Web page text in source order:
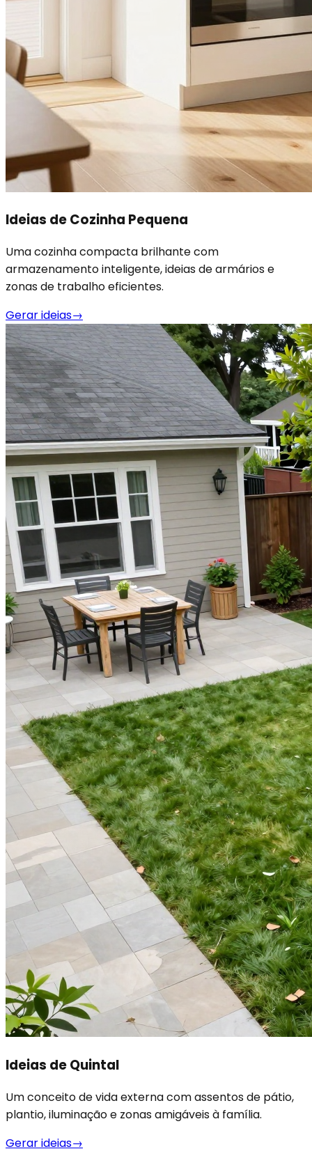
Ideias de Cozinha Pequena
Uma cozinha compacta brilhante com
armazenamento inteligente, ideias de armários e
zonas de trabalho eficientes.
Gerar ideias→
Ideias de Quintal
Um conceito de vida externa com assentos de pátio,
plantio, iluminação e zonas amigáveis à família.
Gerar ideias→